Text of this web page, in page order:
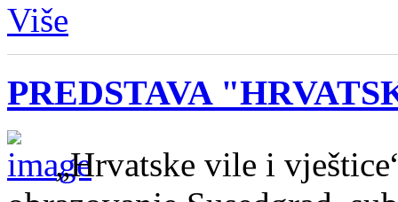
Više
PREDSTAVA
„Hrvatske vile i